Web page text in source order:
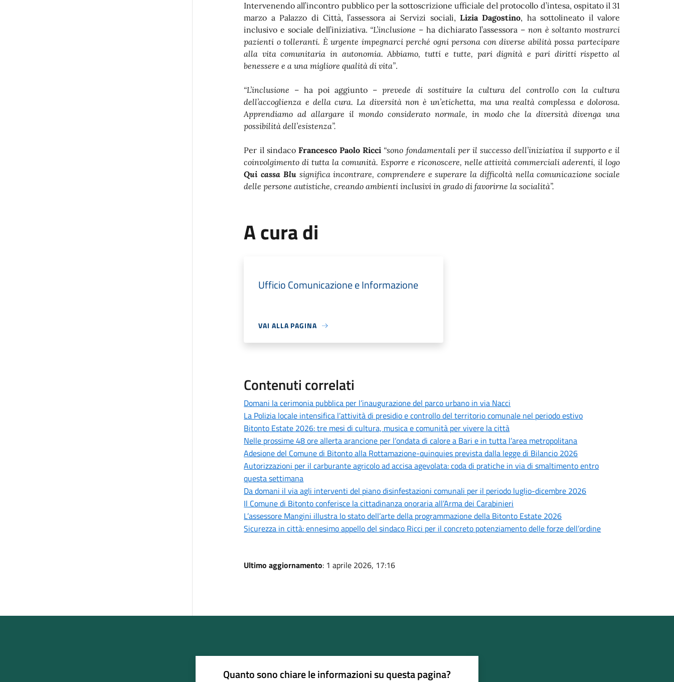
Intervenendo all’incontro pubblico per la sottoscrizione ufficiale del protocollo d’intesa, ospitato il 31
marzo a Palazzo di Città, l’assessora ai Servizi sociali, Lizia Dagostino, ha sottolineato il valore
inclusivo e sociale dell’iniziativa. “L’inclusione – ha dichiarato l’assessora – non è soltanto mostrarci
pazienti o tolleranti. È urgente impegnarci perché ogni persona con diverse abilità possa partecipare
alla vita comunitaria in autonomia. Abbiamo, tutti e tutte, pari dignità e pari diritti rispetto al
benessere e a una migliore qualità di vita”.
“L’inclusione – ha poi aggiunto – prevede di sostituire la cultura del controllo con la cultura
dell’accoglienza e della cura. La diversità non è un’etichetta, ma una realtà complessa e dolorosa.
Apprendiamo ad allargare il mondo considerato normale, in modo che la diversità divenga una
possibilità dell’esistenza”.
Per il sindaco Francesco Paolo Ricci “sono fondamentali per il successo dell’iniziativa il supporto e il
coinvolgimento di tutta la comunità. Esporre e riconoscere, nelle attività commerciali aderenti, il logo
Qui cassa Blu significa incontrare, comprendere e superare la difficoltà nella comunicazione sociale
delle persone autistiche, creando ambienti inclusivi in grado di favorirne la socialità”.
A cura di
Ufficio Comunicazione e Informazione
VAI ALLA PAGINA
Contenuti correlati
Domani la cerimonia pubblica per l’inaugurazione del parco urbano in via Nacci
La Polizia locale intensifica l’attività di presidio e controllo del territorio comunale nel periodo estivo
Bitonto Estate 2026: tre mesi di cultura, musica e comunità per vivere la città
Nelle prossime 48 ore allerta arancione per l’ondata di calore a Bari e in tutta l’area metropolitana
Adesione del Comune di Bitonto alla Rottamazione-quinquies prevista dalla legge di Bilancio 2026
Autorizzazioni per il carburante agricolo ad accisa agevolata: coda di pratiche in via di smaltimento entro
questa settimana
Da domani il via agli interventi del piano disinfestazioni comunali per il periodo luglio-dicembre 2026
Il Comune di Bitonto conferisce la cittadinanza onoraria all’Arma dei Carabinieri
L’assessore Mangini illustra lo stato dell’arte della programmazione della Bitonto Estate 2026
Sicurezza in città: ennesimo appello del sindaco Ricci per il concreto potenziamento delle forze dell’ordine
Ultimo aggiornamento: 1 aprile 2026, 17:16
Quanto sono chiare le informazioni su questa pagina?